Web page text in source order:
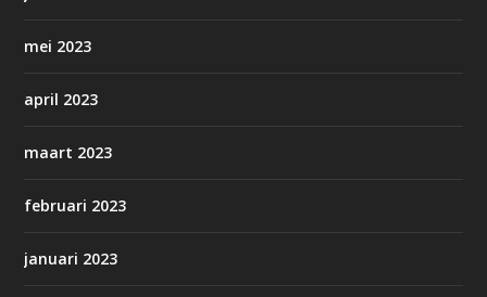
mei 2023
april 2023
maart 2023
februari 2023
januari 2023